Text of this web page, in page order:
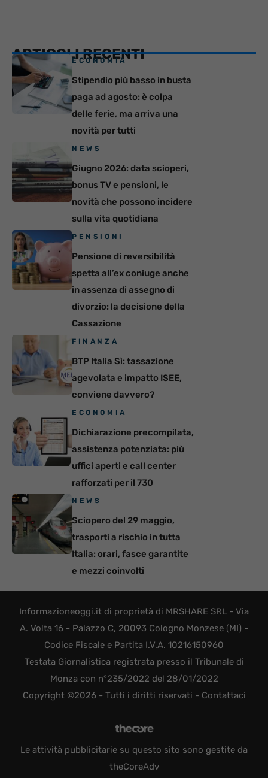
ARTICOLI RECENTI
ECONOMIA
Stipendio più basso in busta
paga ad agosto: è colpa
delle ferie, ma arriva una
novità per tutti
NEWS
Giugno 2026: data scioperi,
bonus TV e pensioni, le
novità che possono incidere
sulla vita quotidiana
PENSIONI
Pensione di reversibilità
spetta all’ex coniuge anche
in assenza di assegno di
divorzio: la decisione della
Cassazione
FINANZA
BTP Italia Sì: tassazione
agevolata e impatto ISEE,
conviene davvero?
ECONOMIA
Dichiarazione precompilata,
assistenza potenziata: più
uffici aperti e call center
rafforzati per il 730
NEWS
Sciopero del 29 maggio,
trasporti a rischio in tutta
Italia: orari, fasce garantite
e mezzi coinvolti
Informazioneoggi.it di proprietà di MRSHARE SRL - Via
A. Volta 16 - Palazzo C, 20093 Cologno Monzese (MI) -
Codice Fiscale e Partita I.V.A. 10216150960
Testata Giornalistica registrata presso il Tribunale di
Monza con n°235/2022 del 28/01/2022
Copyright ©2026 - Tutti i diritti riservati - Contattaci
Le attività pubblicitarie su questo sito sono gestite da
theCoreAdv